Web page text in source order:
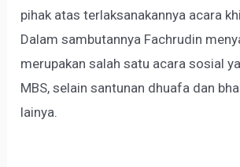
pihak atas terlaksanakannya acara
Dalam sambutannya Fachrudin
merupakan salah satu acara sosial
MBS, selain santunan dhuafa dan
lainya.